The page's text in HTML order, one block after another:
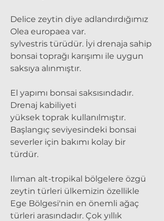
Delice zeytin diye adlandırdığımız
Olea europaea var.
sylvestris türüdür. İyi drenaja sahip
bonsai toprağı karışımı ile uygun
saksıya alınmıştır.
El yapımı bonsai saksısındadır.
Drenaj kabiliyeti
yüksek toprak kullanılmıştır.
Başlangıç seviyesindeki bonsai
severler için bakımı kolay bir
türdür.
Ilıman alt-tropikal bölgelere özgü
zeytin türleri ülkemizin özellikle
Ege Bölgesi'nin en önemli ağaç
türleri arasındadır. Çok yıllık